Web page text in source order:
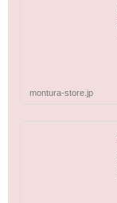
montura-store.jp